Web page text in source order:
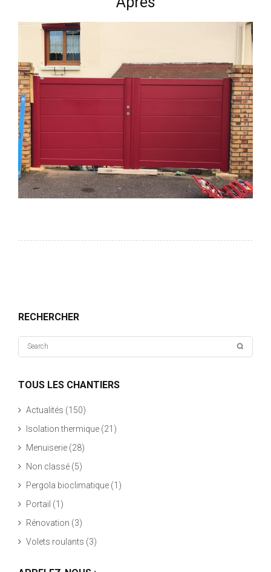
RECHERCHER
TOUS LES CHANTIERS
Actualités (150)
Isolation thermique (21)
Menuiserie (28)
Non classé (5)
Pergola bioclimatique (1)
Portail (1)
Rénovation (3)
Volets roulants (3)